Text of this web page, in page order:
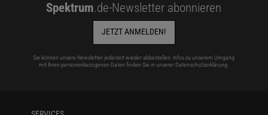
Spektrum.de-Newsletter abonnieren
JETZT ANMELDEN!
Sie können unsere Newsletter jederzeit wieder abbestellen. Infos zu unserem Umgang
mit Ihren personenbezogenen Daten finden Sie in unserer Datenschutzerklärung